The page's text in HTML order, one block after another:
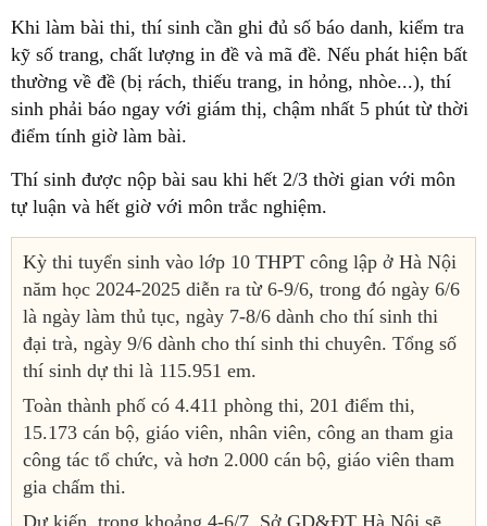
Khi làm bài thi, thí sinh cần ghi đủ số báo danh, kiểm tra
kỹ số trang, chất lượng in đề và mã đề. Nếu phát hiện bất
thường về đề (bị rách, thiếu trang, in hỏng, nhòe...), thí
sinh phải báo ngay với giám thị, chậm nhất 5 phút từ thời
điểm tính giờ làm bài.
Thí sinh được nộp bài sau khi hết 2/3 thời gian với môn
tự luận và hết giờ với môn trắc nghiệm.
Kỳ thi tuyển sinh vào lớp 10 THPT công lập ở Hà Nội
năm học 2024-2025 diễn ra từ 6-9/6, trong đó ngày 6/6
là ngày làm thủ tục, ngày 7-8/6 dành cho thí sinh thi
đại trà, ngày 9/6 dành cho thí sinh thi chuyên. Tổng số
thí sinh dự thi là 115.951 em.
Toàn thành phố có 4.411 phòng thi, 201 điểm thi,
15.173 cán bộ, giáo viên, nhân viên, công an tham gia
công tác tổ chức, và hơn 2.000 cán bộ, giáo viên tham
gia chấm thi.